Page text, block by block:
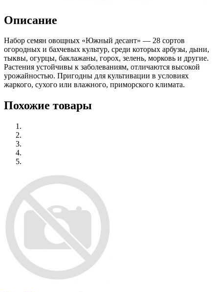
Описание
Набор семян овощных «Южный десант» — 28 сортов
огородных и бахчевых культур, среди которых арбузы, дыни,
тыквы, огурцы, баклажаны, горох, зелень, морковь и другие.
Растения устойчивы к заболеваниям, отличаются высокой
урожайностью. Пригодны для культивации в условиях
жаркого, сухого или влажного, приморского климата.
Похожие товары